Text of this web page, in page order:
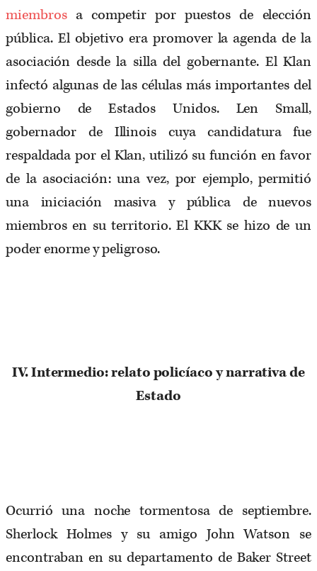
miembrosa competir por puestos de elección
pública. El objetivo era promover la agenda de la
asociación desde la silla del gobernante. El Klan
infectó algunas de las células más importantes del
gobierno de Estados Unidos. Len Small,
gobernador de Illinois cuya candidatura fue
respaldada por el Klan, utilizó su función en favor
de la asociación: una vez, por ejemplo, permitió
una iniciación masiva y pública de nuevos
miembros en su territorio. El KKK se hizo de un
poder enorme y peligroso.
IV. Intermedio: relato policíaco y narrativa de
Estado
Ocurrió una noche tormentosa de septiembre.
Sherlock Holmes y su amigo John Watson se
encontraban en su departamento de Baker Street